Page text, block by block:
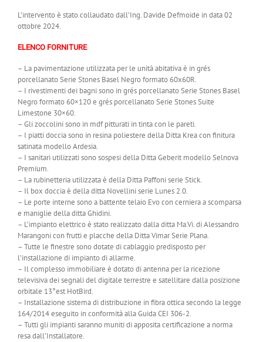
L’intervento è stato collaudato dall’Ing. Davide Defmoide in data 02
ottobre 2024.
ELENCO FORNITURE
– La pavimentazione utilizzata per le unità abitativa è in grés
porcellanato Serie Stones Basel Negro formato 60x60R.
– I rivestimenti dei bagni sono in grés porcellanato Serie Stones Basel
Negro formato 60×120 e grés porcellanato Serie Stones Suite
Limestone 30×60.
– Gli zoccolini sono in mdf pitturati in tinta con le pareti.
– I piatti doccia sono in resina poliestere della Ditta Krea con finitura
satinata modello Ardesia.
– I sanitari utilizzati sono sospesi della Ditta Geberit modello Selnova
Premium.
– La rubinetteria utilizzata è della Ditta Paffoni serie Stick.
– Il box doccia è della ditta Novellini serie Lunes 2.0.
– Le porte interne sono a battente telaio Evo con cerniera a scomparsa
e maniglie della ditta Ghidini.
– L’impianto elettrico è stato realizzato dalla ditta Ma.Vi. di Alessandro
Marangoni con frutti e placche della Ditta Vimar Serie Plana.
– Tutte le finestre sono dotate di cablaggio predisposto per
l’installazione di impianto di allarme.
– Il complesso immobiliare è dotato di antenna per la ricezione
televisiva dei segnali del digitale terrestre e satellitare dalla posizione
orbitale 13°est HotBird.
– Installazione sistema di distribuzione in fibra ottica secondo la legge
164/2014 eseguito in conformità alla Guida CEI 306-2.
– Tutti gli impianti saranno muniti di apposita certificazione a norma
resa dall’Installatore.